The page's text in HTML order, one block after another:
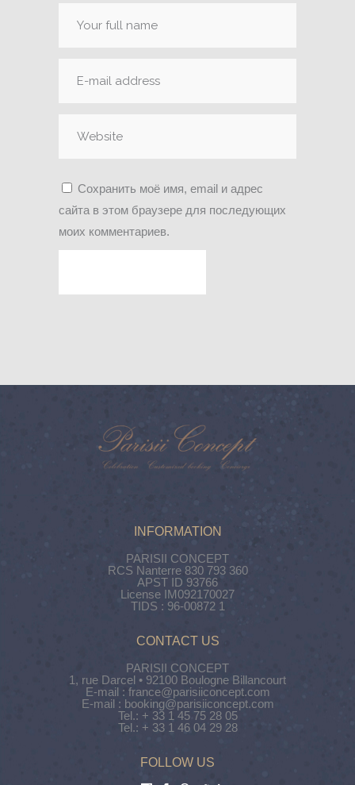
Сохранить моё имя, email и адрес
сайта в этом браузере для последующих
моих комментариев.
INFORMATION
PARISII CONCEPT
RCS Nanterre 830 793 360
APST ID 93766
License IM092170027
TIDS : 96-00872 1
CONTACT US
PARISII CONCEPT
1, rue Darcel • 92100 Boulogne Billancourt
E-mail : france@parisiiconcept.com
E-mail : booking@parisiiconcept.com
Tel.: + 33 1 45 75 28 05
Tel.: + 33 1 46 04 29 28
FOLLOW US